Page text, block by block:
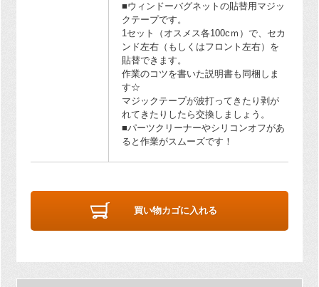
■ウィンドーバグネットの貼替用マジッ
クテープです。
1セット（オスメス各100cｍ）で、セカ
ンド左右（もしくはフロント左右）を
貼替できます。
作業のコツを書いた説明書も同梱しま
す☆
マジックテープが波打ってきたり剥が
れてきたりしたら交換しましょう。
■パーツクリーナーやシリコンオフがあ
ると作業がスムーズです！
買い物カゴに入れる